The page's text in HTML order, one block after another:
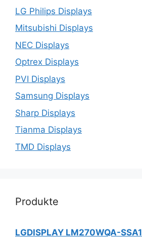
LG Philips Displays
Mitsubishi Displays
NEC Displays
Optrex Displays
PVI Displays
Samsung Displays
Sharp Displays
Tianma Displays
TMD Displays
Produkte
LGDISPLAY LM270WQA-SSA1